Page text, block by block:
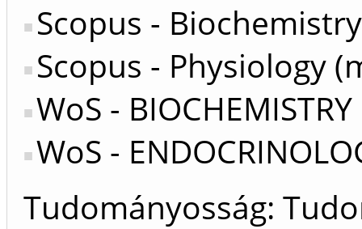
Scopus - Biochemistry
Scopus - Physiology
WoS -
WoS -
Tudományosság: